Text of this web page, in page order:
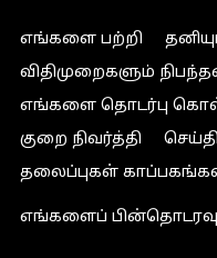
எங்களை பற்றி
விதிமுறைகளும்
எங்களை தொடர்பு
குறை நிவர்த்தி
செய்தி
தலைப்புகள்
எங்களைப்